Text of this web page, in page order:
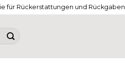
für Rückerstattungen und Rückgaben